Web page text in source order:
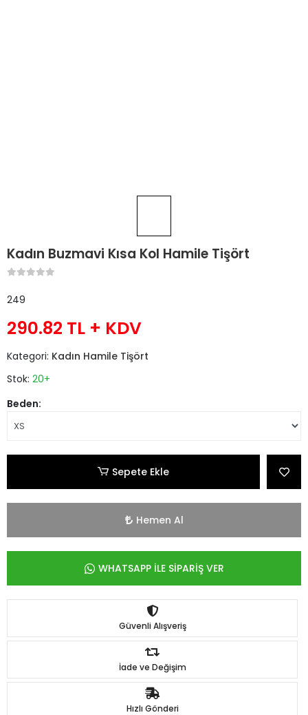
Kadın Buzmavi Kısa Kol Hamile Tişört
249
290.82 TL + KDV
Kategori: Kadın Hamile Tişört
Stok: 20+
Beden:
Sepete Ekle
Hemen Al
WHATSAPP İLE SİPARİŞ VER
Güvenli Alışveriş
İade ve Değişim
Hızlı Gönderi